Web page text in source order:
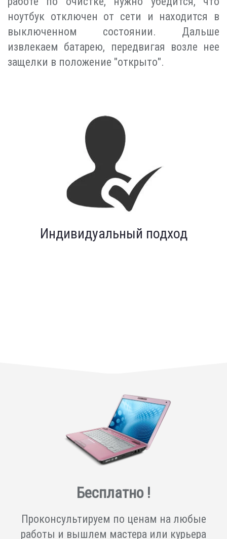
ноутбук отключен от сети и находится в
выключенном состоянии. Дальше
извлекаем батарею, передвигая возле нее
защелки в положение "открыто".
Индивидуальный подход
Бесплатно !
Проконсультируем по ценам на любые
работы и вышлем мастера или курьера